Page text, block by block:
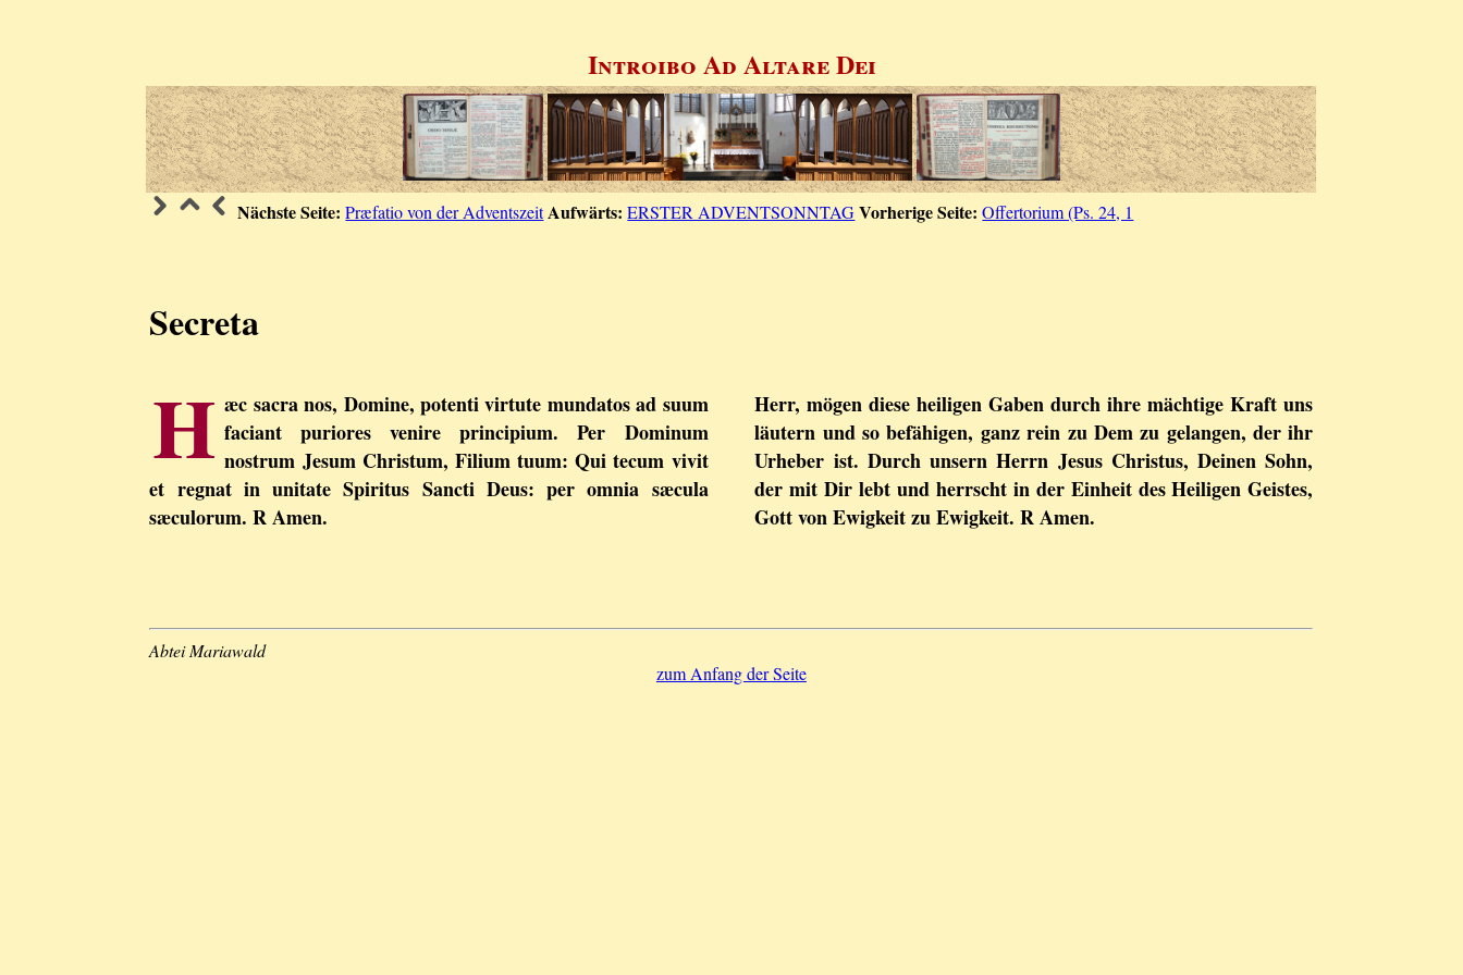
Introibo Ad Altare Dei
Nächste Seite: Præfatio von der AdventszeitAufwärts: ERSTER ADVENTSONNTAG Vorherige Seite: Offertorium (Ps. 24, 1
Secreta
H æc sacra nos, Domine, potenti virtute mundatos ad suum
faciant puriores venire principium. Per Dominum
nostrum Jesum Christum, Filium tuum: Qui tecum vivit
et regnat in unitate Spiritus Sancti Deus: per omnia sæcula
sæculorum. R Amen.
Herr, mögen diese heiligen Gaben durch ihre mächtige Kraft uns
läutern und so befähigen, ganz rein zu Dem zu gelangen, der ihr
Urheber ist. Durch unsern Herrn Jesus Christus, Deinen Sohn,
der mit Dir lebt und herrscht in der Einheit des Heiligen Geistes,
Gott von Ewigkeit zu Ewigkeit. R Amen.
Abtei Mariawald
zum Anfang der Seite